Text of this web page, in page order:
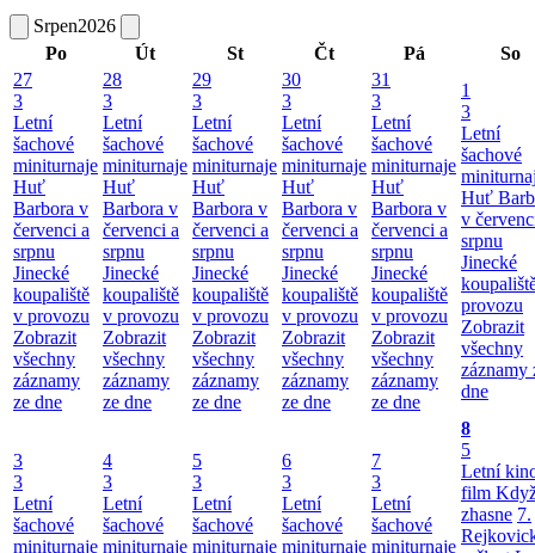
Srpen2026
Po
Út St Čt Pá
So
27
3
Letní
šachové
miniturnaje
Huť
Barbora v
červenci a
srpnu
Jinecké
koupaliště
v provozu
Zobrazit
všechny
záznamy
ze dne
28
3
Letní
šachové
miniturnaje
Huť
Barbora v
červenci a
srpnu
Jinecké
koupaliště
v provozu
Zobrazit
všechny
záznamy
ze dne
29
3
Letní
šachové
miniturnaje
Huť
Barbora v
červenci a
srpnu
Jinecké
koupaliště
v provozu
Zobrazit
všechny
záznamy
ze dne
30
3
Letní
šachové
miniturnaje
Huť
Barbora v
červenci a
srpnu
Jinecké
koupaliště
v provozu
Zobrazit
všechny
záznamy
ze dne
31
3
Letní
šachové
miniturnaje
Huť
Barbora v
červenci a
srpnu
Jinecké
koupaliště
v provozu
Zobrazit
všechny
záznamy
ze dne
1
3
Letní
šachové
Huť
v
srpnu
Jinecké
provozu
Zobrazit
všechny
záznamy
dne
3
3
Letní
šachové
miniturnaje
4
3
Letní
šachové
miniturnaje
5
3
Letní
šachové
miniturnaje
6
3
Letní
šachové
miniturnaje
7
3
Letní
šachové
miniturnaje
8
5
Letní
film
zhasne 7.